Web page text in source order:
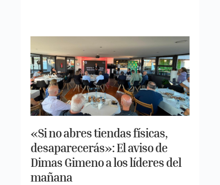
«Si no abres tiendas físicas,
desaparecerás»: El aviso de
Dimas Gimeno a los líderes del
mañana